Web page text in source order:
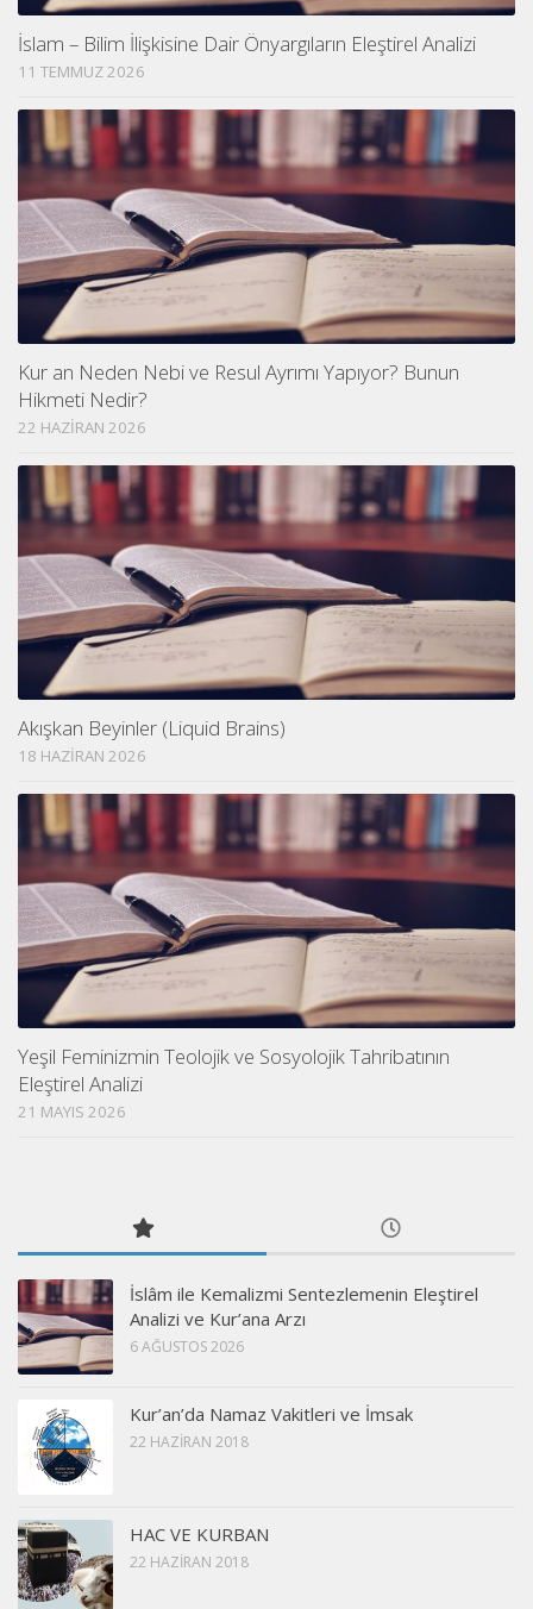
İslam – Bilim İlişkisine Dair Önyargıların Eleştirel Analizi
11 TEMMUZ 2026
Kur an Neden Nebi ve Resul Ayrımı Yapıyor? Bunun
Hikmeti Nedir?
22 HAZIRAN 2026
Akışkan Beyinler (Liquid Brains)
18 HAZIRAN 2026
Yeşil Feminizmin Teolojik ve Sosyolojik Tahribatının
Eleştirel Analizi
21 MAYIS 2026
İslâm ile Kemalizmi Sentezlemenin Eleştirel
Analizi ve Kur’ana Arzı
6 AĞUSTOS 2026
Kur’an’da Namaz Vakitleri ve İmsak
22 HAZIRAN 2018
HAC VE KURBAN
22 HAZIRAN 2018